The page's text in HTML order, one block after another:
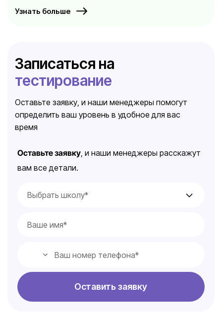
Узнать больше
Записаться на
тестирование
Оставьте заявку, и наши менеджеры помогут
определить ваш уровень в удобное для вас
время
Оставьте заявку, и наши менеджеры расскажут
вам все детали.
Оставить заявку